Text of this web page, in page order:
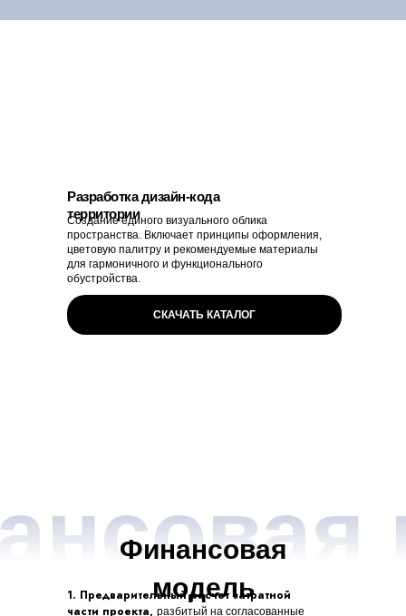
Создание единого визуального облика
пространства. Включает принципы оформления,
цветовую палитру и рекомендуемые материалы
для гармоничного и функционального
обустройства.
Разработка дизайн-кода
территории
СКАЧАТЬ КАТАЛОГ
Финансовая
модель
1. Предварительный расчет затратной
части проекта, разбитый на согласованные